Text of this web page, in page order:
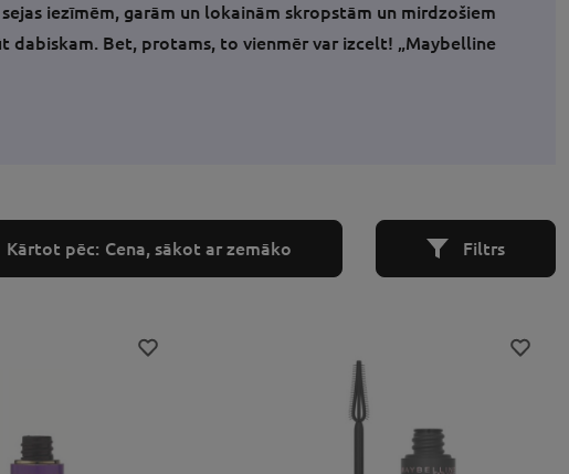
iezīmēm, garām un lokainām skropstām un mirdzošiem
dabiskam. Bet, protams, to vienmēr var izcelt! „Maybelline
Kārtot pēc: Cena, sākot ar zemāko Filtrs